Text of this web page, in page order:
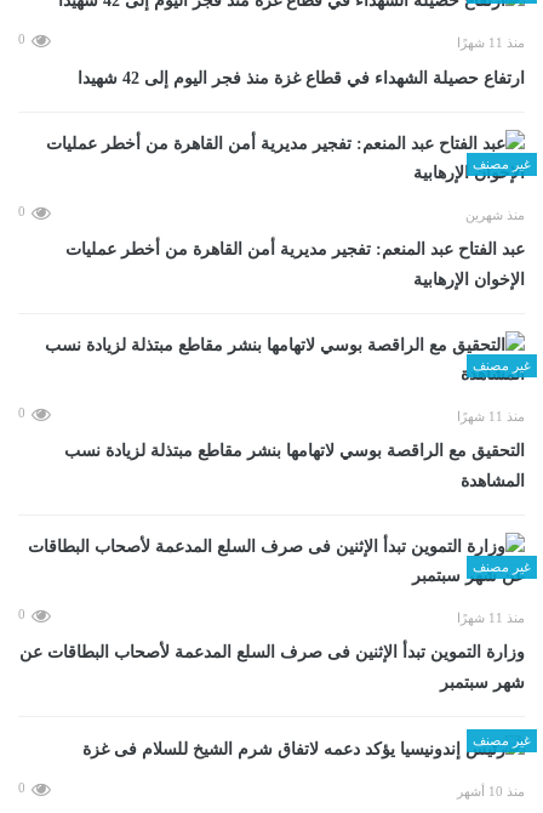
منذ 11 شهرًا 0
ارتفاع حصيلة الشهداء في قطاع غزة منذ فجر اليوم إلى 42 شهيدا
غير مصنف
منذ شهرين 0
عبد الفتاح عبد المنعم: تفجير مديرية أمن القاهرة من أخطر عمليات
الإخوان الإرهابية
غير مصنف
منذ 11 شهرًا 0
التحقيق مع الراقصة بوسي لاتهامها بنشر مقاطع مبتذلة لزيادة نسب
المشاهدة
غير مصنف
منذ 11 شهرًا 0
وزارة التموين تبدأ الإثنين فى صرف السلع المدعمة لأصحاب البطاقات عن
شهر سبتمبر
غير مصنف
منذ 10 أشهر 0